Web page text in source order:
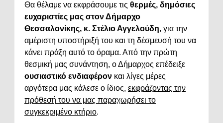
Θα θέλαμε να εκφράσουμε τις θερμές, δημόσιες
ευχαριστίες μας στον Δήμαρχο
Θεσσαλονίκης, κ. Στέλιο Αγγελούδη, για την
αμέριστη υποστήριξή του και τη δέσμευσή του να
κάνει πράξη αυτό το όραμα. Από την πρώτη
θεσμική μας συνάντηση, ο Δήμαρχος επέδειξε
ουσιαστικό ενδιαφέρον και λίγες μέρες
αργότερα μας κάλεσε ο ίδιος, εκφράζοντας την
πρόθεσή του να μας παραχωρήσει το
συγκεκριμένο κτήριο.